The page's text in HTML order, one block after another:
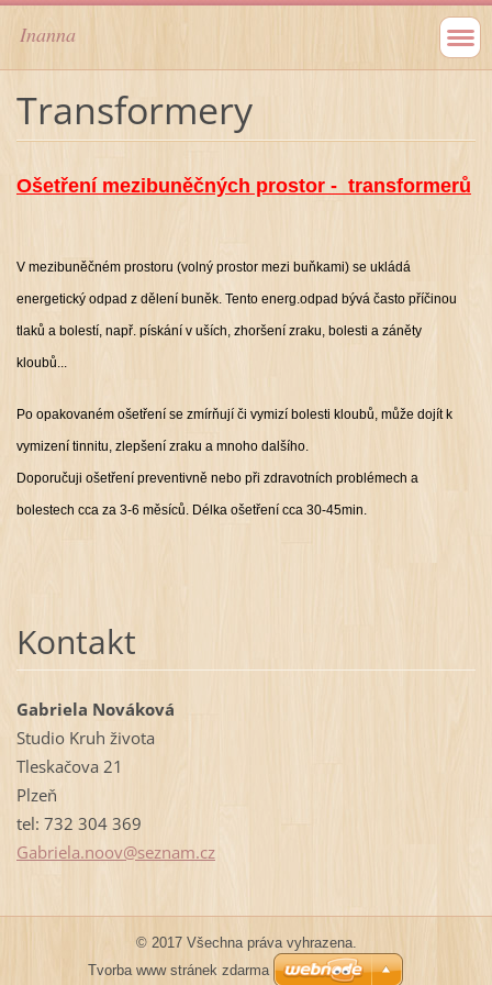
Inanna
Transformery
Ošetření mezibuněčných prostor - transformerů
V mezibuněčném prostoru (volný prostor mezi buňkami) se ukládá
energetický odpad z dělení buněk. Tento energ.odpad bývá často příčinou
tlaků a bolestí, např. pískání v uších, zhoršení zraku, bolesti a záněty
kloubů...
Po opakovaném ošetření se zmírňují či vymizí bolesti kloubů, může dojít k
vymizení tinnitu, zlepšení zraku a mnoho dalšího.
Doporučuji ošetření preventivně nebo při zdravotních problémech a
bolestech cca za 3-6 měsíců. Délka ošetření cca 30-45min.
Kontakt
Gabriela Nováková
Studio Kruh života
Tleskačova 21
Plzeň
tel: 732 304 369
Gabriela.noov@seznam.cz
© 2017 Všechna práva vyhrazena.
Tvorba www stránek zdarma